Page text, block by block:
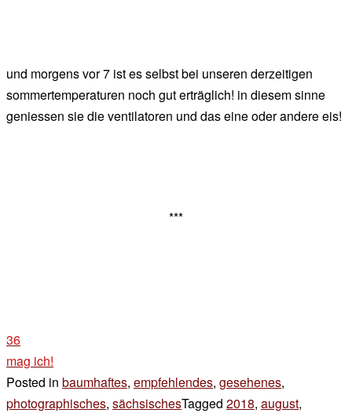
und morgens vor 7 ist es selbst bei unseren derzeitigen
sommertemperaturen noch gut erträglich! in diesem sinne
geniessen sie die ventilatoren und das eine oder andere eis!
***
36
mag ich!
Posted in baumhaftes, empfehlendes, gesehenes,
photographisches, sächsischesTagged 2018, august,